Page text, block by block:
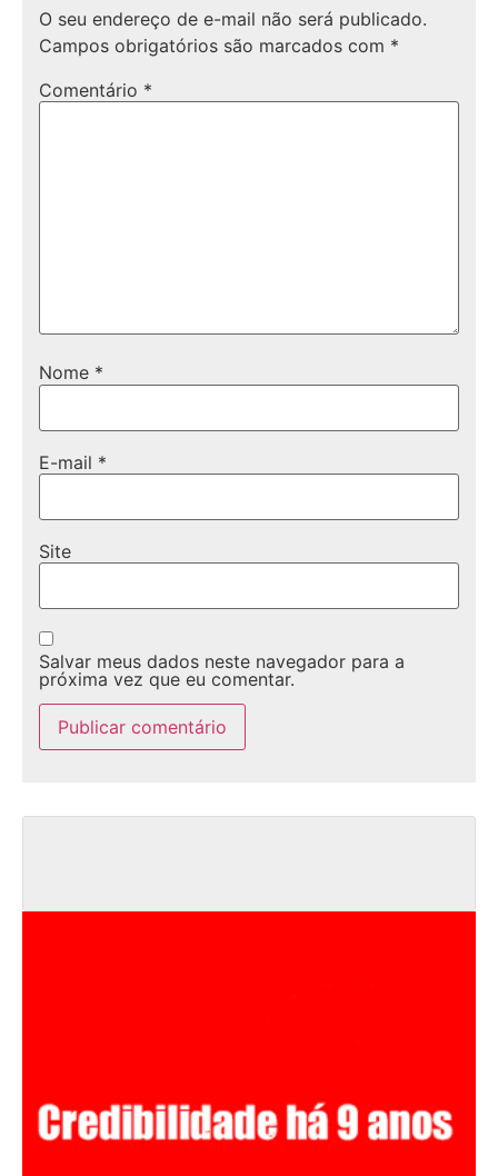
O seu endereço de e-mail não será publicado.
Campos obrigatórios são marcados com *
Comentário *
Nome *
E-mail *
Site
Salvar meus dados neste navegador para a
próxima vez que eu comentar.